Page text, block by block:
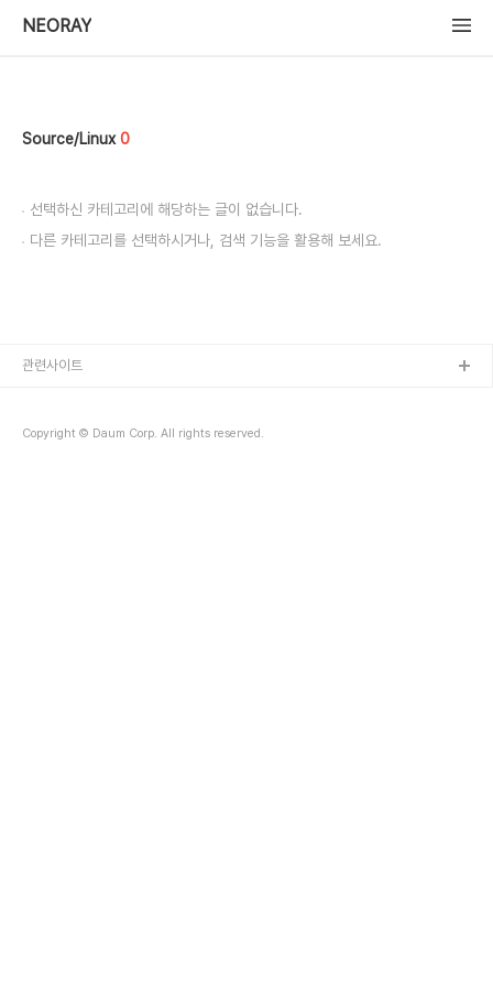
NEORAY
Source/Linux 0
선택하신 카테고리에 해당하는 글이 없습니다.
다른 카테고리를 선택하시거나, 검색 기능을 활용해 보세요.
Copyright © Daum Corp. All rights reserved.
관련사이트